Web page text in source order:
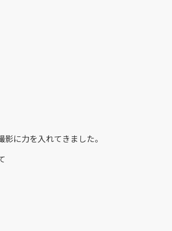
に力を入れてきました。